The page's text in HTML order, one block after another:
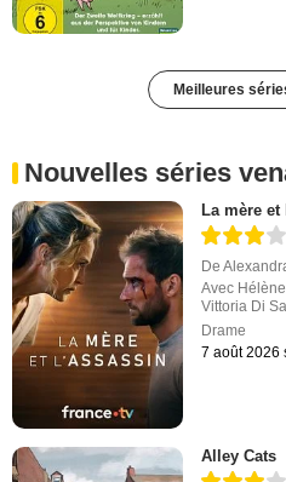
Meilleures
Nouvelles séries
La mère
De
Avec
Vittoria Di
Drame
7 août 2026
Alley Cats